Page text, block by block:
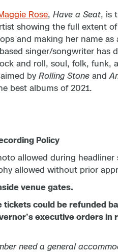
Rose,Have a Seat, is
showing the full extent
and making her name as
singer/songwriter has
and roll, soul, folk, funk,
byRolling Stone and
best albums of 2021.
Policy
allowed during headliner
allowed without prior
venue gates.
tickets could be refunded
executive orders in
need a general